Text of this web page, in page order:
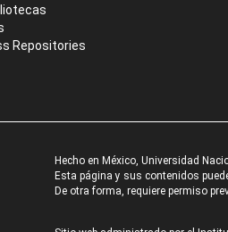
Repositories
Hecho en México, Universidad
Esta página y sus contenidos
De otra forma, requiere permiso